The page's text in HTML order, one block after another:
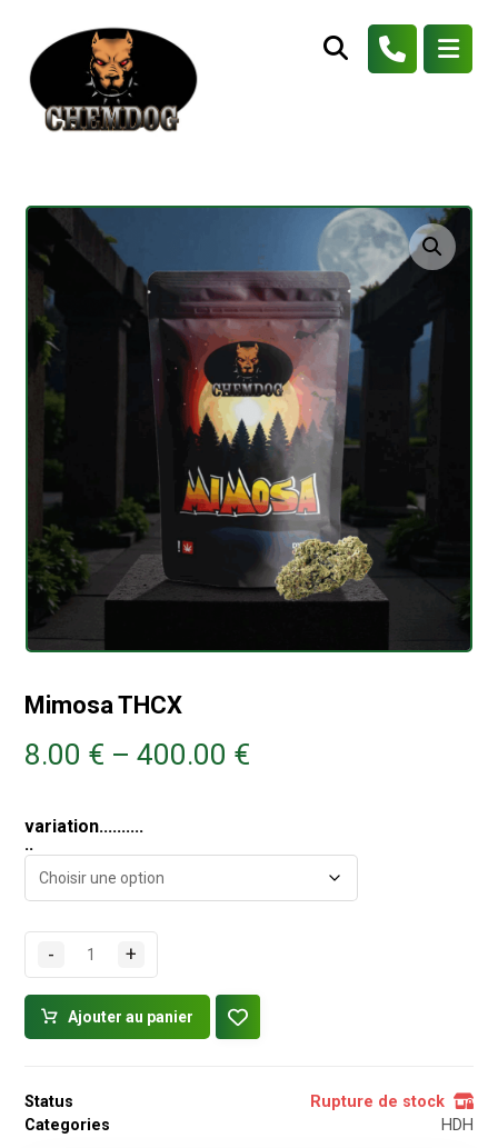
Agrandir l'image
Mimosa THCX
8.00 € –400.00 €
variation..........
..
- +
Ajouter au panier
Status
Rupture de stock
Categories
HDH